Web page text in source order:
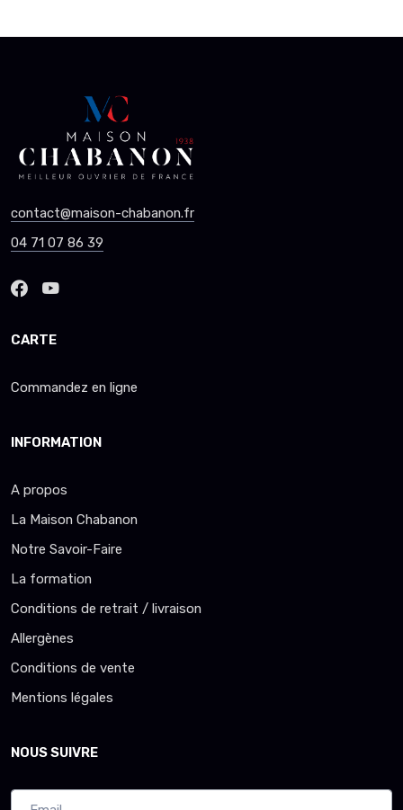
contact@maison-chabanon.fr
04 71 07 86 39
CARTE
Commandez en ligne
INFORMATION
A propos
La Maison Chabanon
Notre Savoir-Faire
La formation
Conditions de retrait / livraison
Allergènes
Conditions de vente
Mentions légales
NOUS SUIVRE